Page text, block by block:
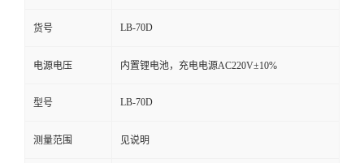
线
留
货号 LB-70D
电源电压 内置锂电池，充电电源AC220V±10%
型号 LB-70D
测量范围 见说明